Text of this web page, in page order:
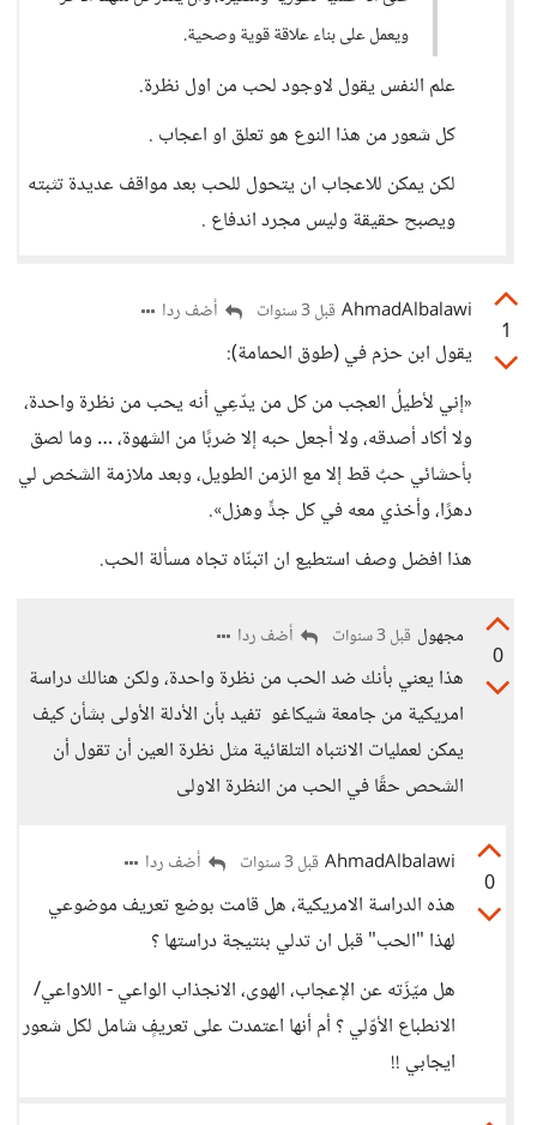
ويعمل على بناء علاقة قوية وصحية.
علم النفس يقول لاوجود لحب من اول نظرة.
كل شعور من هذا النوع هو تعلق او اعجاب .
لكن يمكن للاعجاب ان يتحول للحب بعد مواقف عديدة تثبته
ويصبح حقيقة وليس مجرد اندفاع .
1
AhmadAlbalawi قبل 3 سنوات أضف ردا
يقول ابن حزم في (طوق الحمامة):
«إني لأطيلُ العجب من كل من يدّعِي أنه يحب من نظرة واحدة،
ولا أكاد أصدقه، ولا أجعل حبه إلا ضربًا من الشهوة، … وما لصق
بأحشائي حبٌ قط إلا مع الزمن الطويل، وبعد ملازمة الشخص لي
دهرًا، وأخذي معه في كل جدٍّ وهزل».
هذا افضل وصف استطيع ان اتبنّاه تجاه مسألة الحب.
0
مجهول قبل 3 سنوات أضف ردا
هذا يعني بأنك ضد الحب من نظرة واحدة، ولكن هنالك دراسة
امريكية من جامعة شيكاغو تفيد بأن الأدلة الأولى بشأن كيف
يمكن لعمليات الانتباه التلقائية مثل نظرة العين أن تقول أن
الشحص حقًا في الحب من النظرة الاولى
0
AhmadAlbalawi قبل 3 سنوات أضف ردا
هذه الدراسة الامريكية، هل قامت بوضع تعريف موضوعي
لهذا "الحب" قبل ان تدلي بنتيجة دراستها ؟
هل ميّزَته عن الإعجاب، الهوى، الانجذاب الواعي - اللاواعي/
الانطباع الأوّلي ؟ أم أنها اعتمدت على تعريفٍ شامل لكل شعور
ايجابي !!